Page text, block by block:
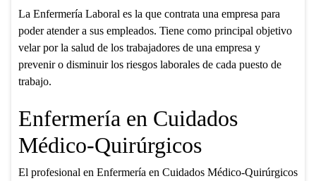
La Enfermería Laboral es la que contrata una empresa para
poder atender a sus empleados. Tiene como principal objetivo
velar por la salud de los trabajadores de una empresa y
prevenir o disminuir los riesgos laborales de cada puesto de
trabajo.
Enfermería en Cuidados
Médico-Quirúrgicos
El profesional en Enfermería en Cuidados Médico-Quirúrgicos